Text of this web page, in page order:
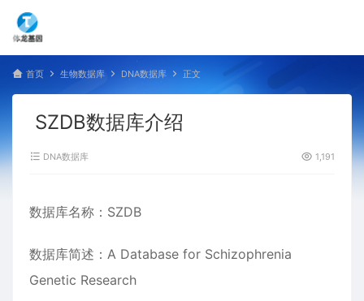
首页 生物数据库 DNA数据库 正文
SZDB数据库介绍
DNA数据库 1,191
数据库名称：SZDB
数据库简述：A Database for Schizophrenia
Genetic Research